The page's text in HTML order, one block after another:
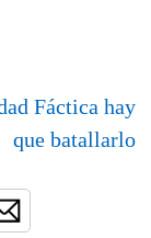
Fáctica hay
que batallarlo